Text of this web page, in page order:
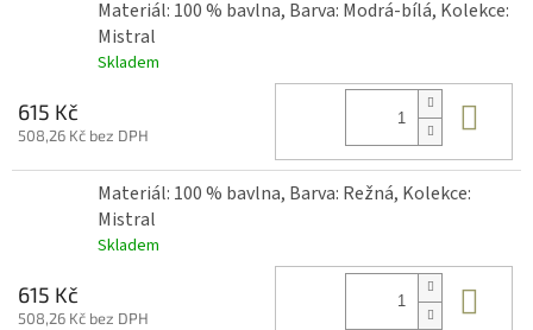
Materiál: 100 % bavlna, Barva: Modrá-bílá, Kolekce:
Mistral
Skladem
615 Kč
508,26 Kč bez DPH
Materiál: 100 % bavlna, Barva: Režná, Kolekce:
Mistral
Skladem
615 Kč
508,26 Kč bez DPH